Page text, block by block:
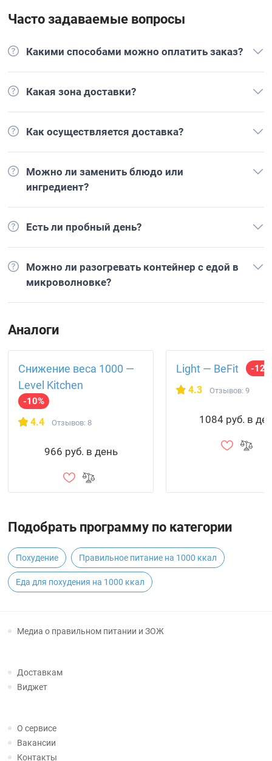
Часто задаваемые вопросы
Какими способами можно оплатить заказ?
Какая зона доставки?
Как осуществляется доставка?
Можно ли заменить блюдо или
ингредиент?
Есть ли пробный день?
Можно ли разогревать контейнер с едой в
микроволновке?
Аналоги
Снижение веса 1000 —
Level Kitchen
-10%
4.4 Отзывов: 8
966 руб. в день
Light — BeFit -12%
4.3 Отзывов: 9
1084 руб. в
Подобрать программу по категории
Похудение Правильное питание на 1000 ккал
Еда для похудения на 1000 ккал
Медиа о правильном питании и ЗОЖ
Доставкам
Виджет
О сервисе
Вакансии
Контакты